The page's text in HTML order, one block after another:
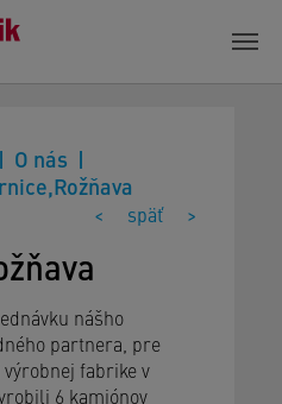
O nás
< späť >
nášho
partnera, pre
fabrike v
6 kamiónov